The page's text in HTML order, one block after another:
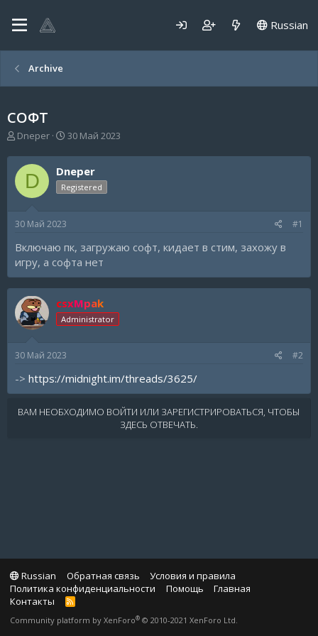
Russian
Archive
СОФТ
А
т
о
р
т
м
Dneper
Д
т
а
н
а
30 Май 2023
D Dneper
Registered
30 Май 2023 #1
Включаю пк, загружаю софт, кидает в стим, захожу в
игру, а софта нет
csxMpak
Administrator
30 Май 2023 #2
-> https://midnight.im/threads/3625/
ВАМ НЕОБХОДИМО ВОЙТИ ИЛИ ЗАРЕГИСТРИРОВАТЬСЯ, ЧТОБЫ
ЗДЕСЬ ОТВЕЧАТЬ.
Russian Обратная связь
Условия и правила
Политика конфиденциальности
Помощь
Главная
Контакты
R
S
Community platform by XenForo® © 2010-2021 XenForo Ltd.